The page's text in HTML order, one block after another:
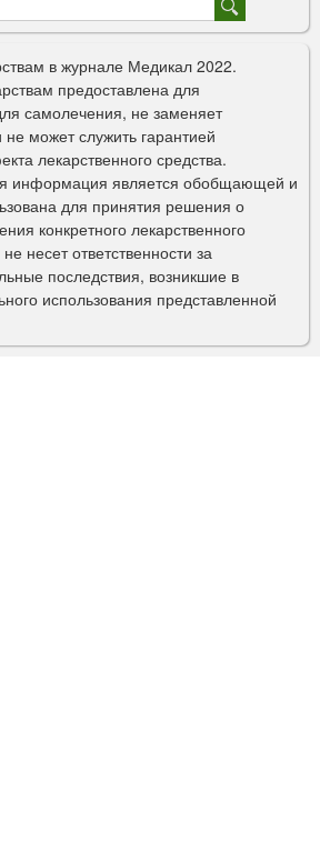
в журнале Медикал 2022.
предоставлена для
самолечения, не заменяет
не может служить гарантией
лекарственного средства.
информация является обобщающей и
для принятия решения о
конкретного лекарственного
несет ответственности за
последствия, возникшие в
использования представленной